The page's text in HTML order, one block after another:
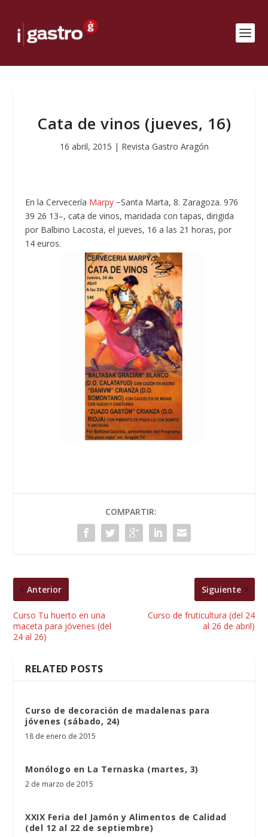
Cata de vinos (jueves, 16)
16 abril, 2015 | Revista Gastro Aragón
En la Cervecería Marpy−Santa Marta, 8. Zaragoza. 976
39 26 13–, cata de vinos, maridada con tapas, dirigida
por Balbino Lacosta, el jueves, 16 a las 21 horas, por
14 euros.
COMPARTIR:
Anterior
Curso Tu huerto en una
maceta para jóvenes (del
24 al 26)
Siguiente
Curso de fruticultura (del 24
al 26 de abril)
RELATED POSTS
Curso de decoración de madalenas para
jóvenes (sábado, 24)
18 de enero de 2015
Monólogo en La Ternaska (martes, 3)
2 de marzo de 2015
XXIX Feria del Jamón y Alimentos de Calidad
(del 12 al 22 de septiembre)